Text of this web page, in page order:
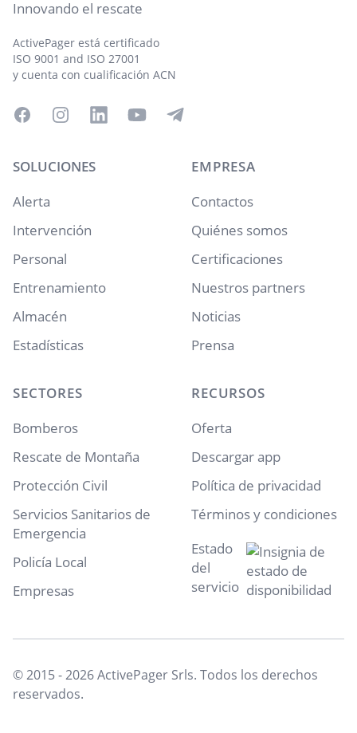
Innovando el rescate
ActivePager está certificado
ISO 9001 and ISO 27001
y cuenta con cualificación ACN
FacebookInstagramLinkedInYouTubeTelegram
SOLUCIONES
Alerta
Intervención
Personal
Entrenamiento
Almacén
Estadísticas
SECTORES
Bomberos
Rescate de Montaña
Protección Civil
Servicios Sanitarios de
Emergencia
Policía Local
Empresas
EMPRESA
Contactos
Quiénes somos
Certificaciones
Nuestros partners
Noticias
Prensa
RECURSOS
Oferta
Descargar app
Política de privacidad
Términos y condiciones
Estado
del
servicio
© 2015 - 2026 ActivePager Srls. Todos los derechos
reservados.